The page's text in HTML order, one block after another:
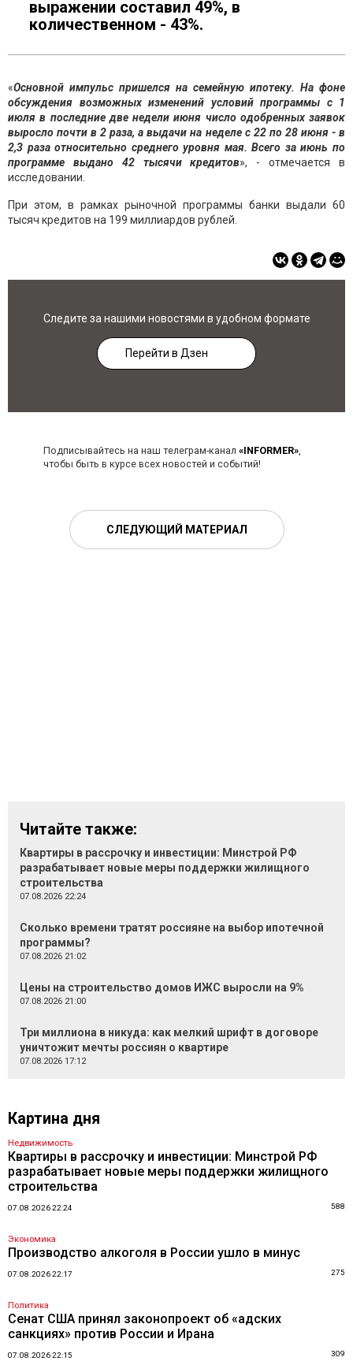
выражении составил 49%, в
количественном - 43%.
«Основной импульс пришелся на семейную ипотеку. На фоне
обсуждения возможных изменений условий программы с 1
июля в последние две недели июня число одобренных заявок
выросло почти в 2 раза, а выдачи на неделе с 22 по 28 июня - в
2,3 раза относительно среднего уровня мая. Всего за июнь по
программе выдано 42 тысячи
кредитов», - отмечается в
исследовании.
При этом, в рамках рыночной программы банки выдали 60
тысяч кредитов на 199 миллиардов рублей.
Следите за нашими новостями в удобном формате
Перейти в Дзен
Подписывайтесь на наш телеграм-канал «INFORMER»,
чтобы быть в курсе всех новостей и событий!
СЛЕДУЮЩИЙ МАТЕРИАЛ
Читайте также:
Квартиры в рассрочку и инвестиции: Минстрой РФ
разрабатывает новые меры поддержки жилищного
строительства
07.08.2026 22:24
Сколько времени тратят россияне на выбор ипотечной
программы?
07.08.2026 21:02
Цены на строительство домов ИЖС выросли на 9%
07.08.2026 21:00
Три миллиона в никуда: как мелкий шрифт в договоре
уничтожит мечты россиян о квартире
07.08.2026 17:12
Картина дня
Недвижимость
Квартиры в рассрочку и инвестиции: Минстрой РФ
разрабатывает новые меры поддержки жилищного
строительства
07.08.2026 22:24 588
Экономика
Производство алкоголя в России ушло в минус
07.08.2026 22:17 275
Политика
Сенат США принял законопроект об «адских
санкциях» против России и Ирана
07.08.2026 22:15 309